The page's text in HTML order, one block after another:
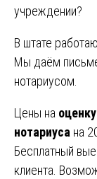
учреждении?
В штате
Мы даём
нотариусом.
Цены на
нотариуса на
Бесплатный
клиента.